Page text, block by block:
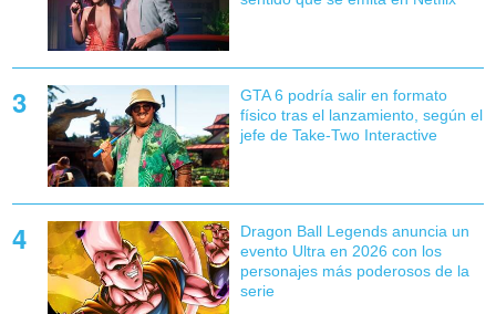
GTA 6 podría salir en formato
físico tras el lanzamiento, según el
jefe de Take-Two Interactive
Dragon Ball Legends anuncia un
evento Ultra en 2026 con los
personajes más poderosos de la
serie